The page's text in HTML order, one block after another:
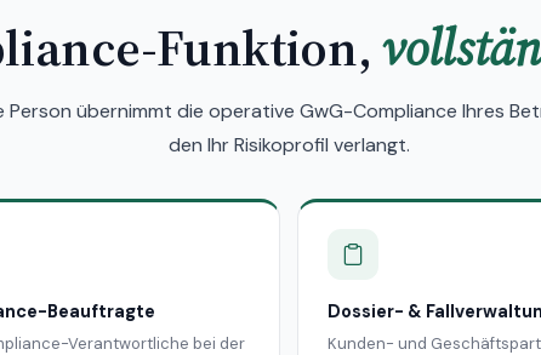
Funktion,
Person übernimmt die operative GwG-Compliance Ihres
den Ihr Risikoprofil verlangt.
Beauftragte
Verantwortliche bei der
Dossier- &
Kunden- und